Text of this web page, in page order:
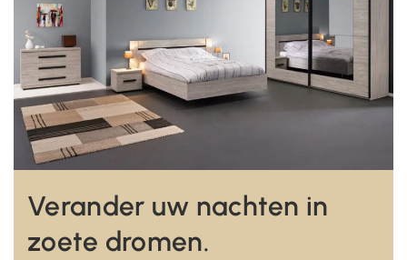
Verander uw nachten in
zoete dromen.